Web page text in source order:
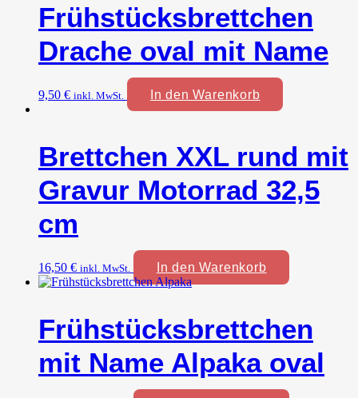
Frühstücksbrettchen
Drache oval mit Name
9,50 € inkl. MwSt. In den Warenkorb
Brettchen XXL rund mit
Gravur Motorrad 32,5
cm
16,50 € inkl. MwSt. In den Warenkorb
Frühstücksbrettchen
mit Name Alpaka oval